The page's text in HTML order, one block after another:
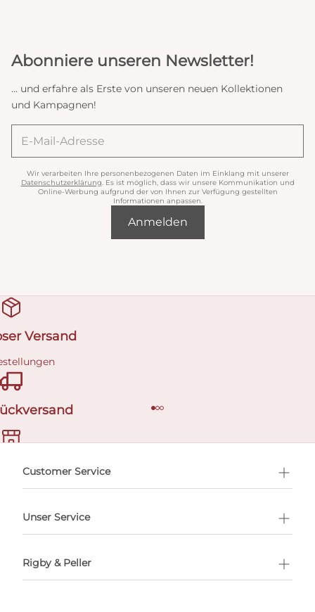
Abonniere unseren Newsletter!
... und erfahre als Erste von unseren neuen Kollektionen
und Kampagnen!
Wir verarbeiten Ihre personenbezogenen Daten im Einklang mit unserer
Datenschutzerklärung . Es ist möglich, dass wir unsere Kommunikation und
Online-Werbung aufgrund der von Ihnen zur Verfügung gestellten
Informationen anpassen.
Anmelden
Versand
buchen
Customer Service
Unser Service
Rigby & Peller